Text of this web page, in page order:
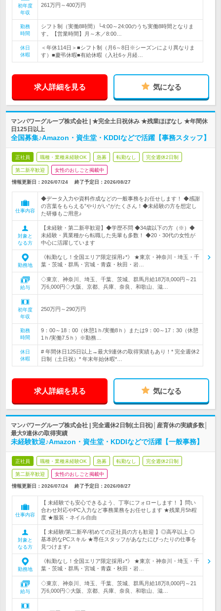
初年度
年収
261万円～400万円
勤務
時間
シフト制（実働8時間）└4:00～24:00のうち実働8時間となりま
す。【営業時間】月～木／8:00…
休日
休暇
＜年休114日＞■シフト制（月6～8日※シーズンにより異なりま
す）■慶弔休暇■有給休暇（入社6ヶ月経…
求人詳細を見る 気になる
マンパワーグループ株式会社 | ★完全土日祝休み ★残業ほぼなし ★年間休
日125日以上
全国募集♪Amazon・資生堂・KDDIなどで活躍【事務スタッフ】
正社員 職種・業種未経験OK 急募 転勤なし 完全週休2日制
第二新卒歓迎 女性のおしごと掲載中
情報更新日：2026/07/24 終了予定日： 2026/08/27
仕事内容
◆データ入力や資料作成などの一般事務をお任せします！ ◆感謝
の言葉をもらえる”やりがい”がたくさん！◆未経験の方を想定し
た研修もご用意♪
対象と
なる方
【未経験・第二新卒歓迎】◆学歴不問 ◆34歳以下の方（※）◆
未経験・異業種から転職した先輩も多数！ ◆20・30代の女性が
中心に活躍しています
勤務地
《転勤なし！全国エリア限定採用♪*》 ★東京・神奈川・埼玉・千
葉・茨城・群馬・宮城・青森・秋田・岩…
給与
◇東京、神奈川、埼玉、千葉、茨城、群馬月給18万8,000円～21
万6,000円◇大阪、京都、兵庫、奈良、和歌山、滋…
初年度
年収
250万円～290万円
勤務
時間
9：00～18：00（休憩1ｈ/実働8ｈ）または9：00～17：30（休憩
1ｈ/実働7.5ｈ）※勤務…
休日
休暇
# 年間休日125日以上→最大9連休の取得実績もあり！* 完全週休2
日制（土日祝）* 年末年始休暇*…
求人詳細を見る 気になる
マンパワーグループ株式会社 | 完全週休2日制(土日祝)│産育休の実績多数│
最大9連休の取得実績
未経験歓迎♪Amazon・資生堂・KDDIなどで活躍【一般事務】
正社員 職種・業種未経験OK 急募 転勤なし 完全週休2日制
第二新卒歓迎 女性のおしごと掲載中
情報更新日：2026/07/24 終了予定日： 2026/08/27
仕事内容
【 未経験でも安心できるよう、丁寧にフォローします！ 】問い
合わせ対応やPC入力など事務業務をお任せします ★残業月5h程
度 ★服装・ネイル自由
対象と
なる方
【 未経験/第二新卒/初めての正社員の方も歓迎 】◎高卒以上 ◎
基本的なPCスキル ★専任スタッフがあなたにぴったりの仕事を
見つけます♪
勤務地
《転勤なし！全国エリア限定採用♪*》 ★東京・神奈川・埼玉・千
葉・茨城・群馬・宮城・青森・秋田・岩…
給与
◇東京、神奈川、埼玉、千葉、茨城、群馬月給18万8,000円～21
万6,000円◇大阪、京都、兵庫、奈良、和歌山、滋…